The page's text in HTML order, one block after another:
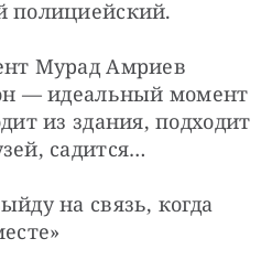
полициейский.
Мурад Амриев
— идеальный момент
из здания, подходит
садится…
на связь, когда